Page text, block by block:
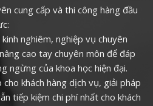
cung cấp và thi công hàng đầu
nghiêm, nghiệp vụ chuyên
cao tay chuyên môn để đáp
ngừng của khoa học hiện đại.
khách hàng dịch vụ, giải pháp
tiếp kiệm chi phí nhất cho khách